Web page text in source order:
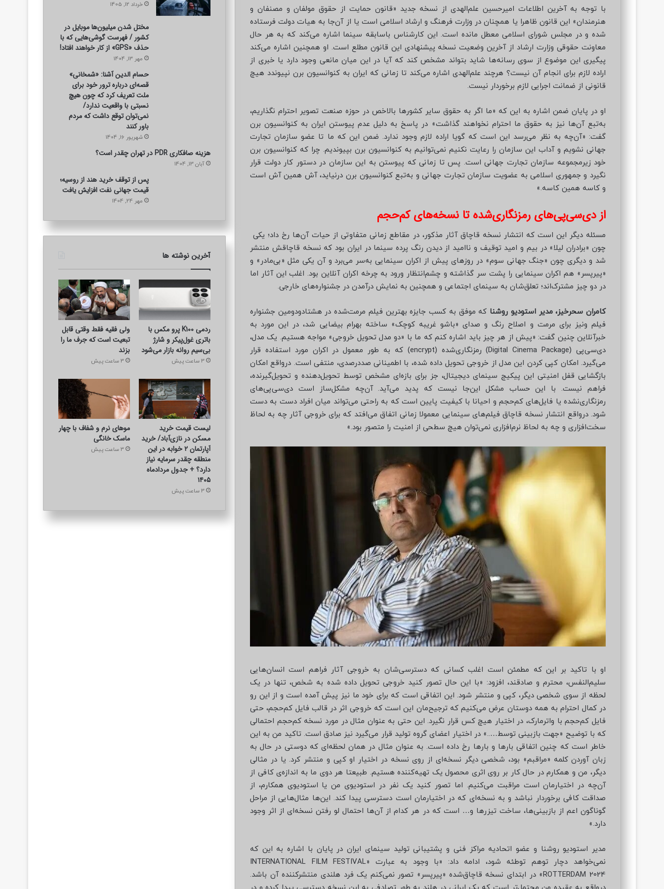
با توجه به آخرین اطلاعات امیرحسین علم‌الهدی از نسخه جدید «قانون حمایت از حقوق مولفان و مصنفان و
هنرمندان» این قانون ظاهرا یا همچنان در وزارت فرهنگ و ارشاد اسلامی است یا از آن‌جا به هیات دولت فرستاده
شده و در مجلس شورای اسلامی معطل مانده است. این کارشناس باسابقه سینما اشاره می‌کند که به هر حال
معاونت حقوقی وزارت ارشاد از آخرین وضعیت نسخه پیشنهادی این قانون مطلع است. او همچنین اشاره می‌کند
پیگیری این موضوع از سوی رسانه‌ها شاید بتواند مشخص کند که آیا در این میان مانعی وجود دارد یا خبری از
اراده لازم برای انجام آن نیست؟ هرچند علم‌الهدی اشاره می‌کند تا زمانی که ایران به کنوانسیون برن نپیوندد هیچ
قانونی از ضمانت اجرایی لازم برخوردار نیست.
او در پایان ضمن اشاره به این که «ما اگر به حقوق سایر کشورها بالاخص در حوزه صنعت تصویر احترام نگذاریم،
به‌تبع آن‌ها نیز به حقوق ما احترام نخواهند گذاشت» در پاسخ به دلیل عدم پیوستن ایران به کنوانسیون برن
گفت: «آن‌چه به نظر می‌رسد این است که گویا اراده لازم وجود ندارد. ضمن این که ما تا عضو سازمان تجارت
جهانی نشویم و آداب این سازمان را رعایت نکنیم نمی‌توانیم به کنوانسیون برن بپیوندیم. چرا که کنوانسیون برن
خود زیرمجموعه سازمان تجارت جهانی است. پس تا زمانی که پیوستن به این سازمان در دستور کار دولت قرار
نگیرد و جمهوری اسلامی به عضویت سازمان تجارت جهانی و به‌تبع کنوانسیون برن درنیاید، آش همین آش است
و کاسه همین کاسه.»
از دی‌سی‌پی‌های رمزنگاری‌شده تا نسخه‌های کم‌حجم
مسئله دیگر این است که انتشار نسخه قاچاق آثار مذکور، در مقاطع زمانی متفاوتی از حیات آن‌ها رخ داد؛ یکی
چون «برادران لیلا» در بیم و امید توقیف و ناامید از دیدن رنگ پرده سینما در ایران بود که نسخه قاچاقش منتشر
شد و دیگری چون «جنگ جهانی سوم» در روزهای پیش از اکران سینمایی به‌سر می‌برد و آن یکی مثل «بی‌مادر» و
«پیرپسر» هم اکران سینمایی را پشت سر گذاشته و چشم‌انتظار ورود به چرخه اکران آنلاین بود. اغلب این آثار اما
در دو چیز مشترک‌اند؛ تعلق‌شان به سینمای اجتماعی و همچنین به نمایش درآمدن‌ در جشنواره‌های خارجی.
کامران سحرخیز، مدیر استودیو روشنا که موفق به کسب جایزه بهترین فیلم مرمت‌شده در هشتادودومین جشنواره
فیلم ونیز برای مرمت و اصلاح رنگ و صدای «باشو غریبه کوچک» ساخته بهرام بیضایی شد، در این مورد به
خبرآنلاین چنین گفت: «پیش از هر چیز باید اشاره کنم که ما با «دو مدل تحویل خروجی» مواجه هستیم. یک مدل،
دی‌سی‌پی (Digital Cinema Package) رمزنگاری‌شده (encrypt) که به طور معمول در اکران مورد استفاده قرار
می‌گیرد. امکان کپی کردن این مدل از خروجی تحویل‌ داده شده، با اطمینانی صددرصدی، منتفی است. درواقع امکان
بازگشایی قفل امنیتی این پیکیج سینمای دیجیتال، جز برای بازه‌ای مشخص توسط تحویل‌دهنده و تحویل‌گیرنده،
فراهم نیست. با این حساب مشکل این‌جا نیست که پدید می‌آید. آن‌چه مشکل‌ساز است دی‌سی‌پی‌های
رمزنگاری‌نشده یا فایل‌های کم‌حجم و احیانا با کیفیت پایین است که به راحتی می‌تواند میان افراد دست به دست
شود. درواقع انتشار نسخه قاچاق فیلم‌های سینمایی معمولا زمانی اتفاق می‌افتد که برای خروجی‌ آثار چه به لحاظ
سخت‌افزاری و چه به لحاظ نرم‌افزاری نمی‌توان هیچ سطحی از امنیت را متصور بود.»
او با تاکید بر این که مطمئن است اغلب کسانی که دسترسی‌شان به خروجی آثار فراهم است انسان‌هایی
سلیم‌النفس، محترم و صادقند، افزود: «با این حال تصور کنید خروجی تحویل داده شده به شخص، تنها در یک
لحظه از سوی شخصی دیگر، کپی و منتشر شود. این اتفاقی است که برای خود ما نیز پیش آمده است و از این رو
در کمال احترام به همه دوستان عرض می‌کنیم که ترجیح‌مان این است که خروجی اثر در قالب فایل کم‌حجم، حتی
فایل کم‌حجم با واترمارک، در اختیار هیچ کس قرار نگیرد. این حتی به عنوان مثال در مورد نسخه کم‌حجم احتمالی
که با توضیح «جهت بازبینی توسط…..» در اختیار اعضای گروه تولید قرار می‌گیرد نیز صادق است. تاکید من به این
خاطر است که چنین اتفاقی بارها و بارها رخ داده است. به عنوان مثال در همان لحظه‌ای که دوستی در حال به
زبان آوردن کلمه «مراقبم» بود، شخصی دیگر نسخه‌ای از روی نسخه در اختیار او کپی و منتشر کرد. یا در مثالی
دیگر، من و همکارم در حال کار بر روی اثری محصول یک تهیه‌کننده هستیم. طبیعتا هر دوی ما به اندازه‌ی کافی از
آن‌چه در اختیارمان است مراقبت می‌کنیم. اما تصور کنید یک نفر در استودیوی من یا استودیوی همکارم، از
صداقت کافی برخوردار نباشد و به نسخه‌ای که در اختیارمان است دسترسی پیدا کند. این‌ها مثال‌هایی از مراحل
گوناگون اعم از بازبینی‌ها، ساخت تیزرها و… است که در هر کدام از آن‌ها احتمال لو رفتن نسخه‌ای از اثر وجود
دارد.»
مدیر استودیو روشنا و عضو اتحادیه مراکز فنی و پشتیبانی تولید سینمای ایران در پایان با اشاره به این که
نمی‌خواهد دچار توهم توطئه شود، ادامه داد: «با وجود به عبارت «INTERNATIONAL FILM FESTIVAL
ROTTERDAM 2024» در ابتدای نسخه قاچاق‌شده «پیرپسر» تصور نمی‌کنم یک فرد هلندی منتشرکننده آن باشد.
خرداد 12, 1405
مختل شدن میلیون‌ها موبایل در
کشور / فهرست گوشی‌هایی که با
حذف «GPS» از کار خواهند افتاد!
مهر 13, 1404
حسام الدین آشنا: «شمخانی»
قصه‌ای درباره ترور خود برای
ملت تعریف کرد که چون هیچ
نسبتی با واقعیت ندارد/
نمی‌توان توقع داشت که مردم
باور کنند
شهریور 16, 1404
هزینه صافکاری PDR در تهران چقدر است؟
آبان 13, 1404
پس از توقف خرید هند از روسیه؛
قیمت جهانی نفت افزایش یافت
مهر 24, 1404
آخرین نوشته ها
ردمی K100 پرو مکس با
باتری غول‌پیکر و شارژ
بی‌سیم روانه بازار می‌شود
3 ساعت پیش
ولی فقیه فقط وقتی قابل
تبعیت است که جرف ما را
بزند
3 ساعت پیش
لیست قیمت خرید
مسکن در نازی‌آباد/ خرید
آپارتمان ۲ خوابه در این
منطقه چقدر سرمایه نیاز
دارد؟ + جدول مردادماه
۱۴۰۵
3 ساعت پیش
موهای نرم و شفاف با چهار
ماسک خانگی
3 ساعت پیش